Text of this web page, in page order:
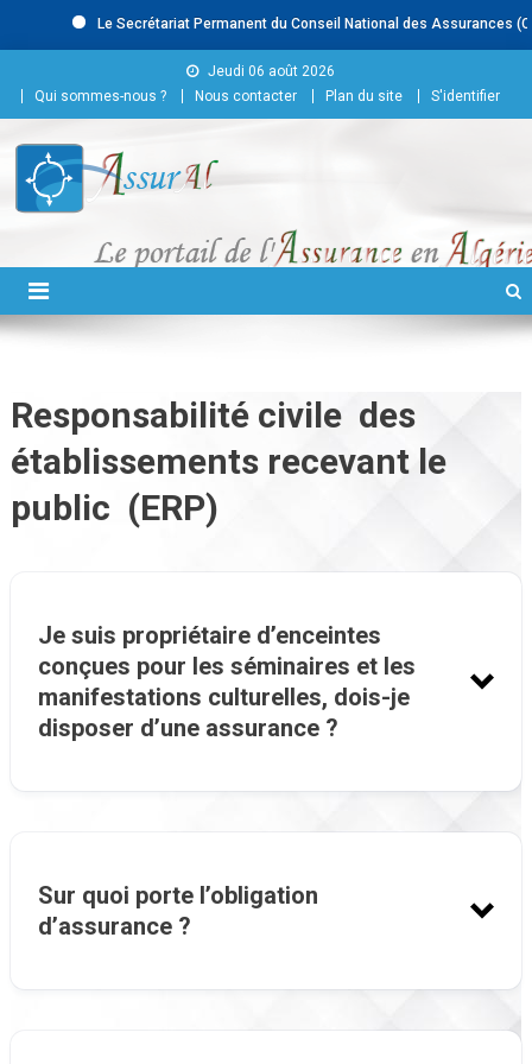
Le Secrétariat Permanent du Conseil National des Assurances
Jeudi 06 août 2026
Qui sommes-nous ?
Nous contacter Plan du site S'identifier
Conseil National des
Responsabilité civile des
établissements recevant le
public (ERP)
Je suis propriétaire d’enceintes
conçues pour les séminaires et les
manifestations culturelles, dois-je
disposer d’une assurance ?
Sur quoi porte l’obligation
d’assurance ?